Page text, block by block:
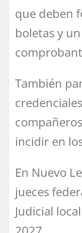
que deben
boletas y
También
incidir en
En Nuevo
jueces
Judicial